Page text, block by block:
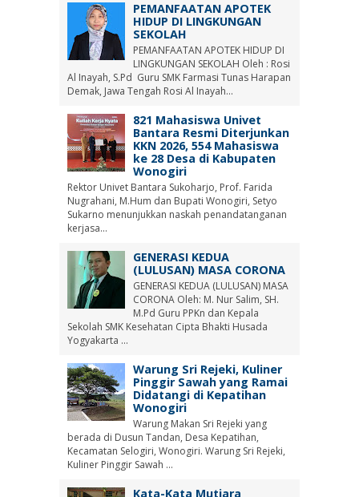
PEMANFAATAN APOTEK
HIDUP DI LINGKUNGAN
SEKOLAH
PEMANFAATAN APOTEK HIDUP DI
LINGKUNGAN SEKOLAH Oleh : Rosi
Al Inayah, S.Pd Guru SMK Farmasi Tunas Harapan
Demak, Jawa Tengah Rosi Al Inayah...
821 Mahasiswa Univet
Bantara Resmi Diterjunkan
KKN 2026, 554 Mahasiswa
ke 28 Desa di Kabupaten
Wonogiri
Rektor Univet Bantara Sukoharjo, Prof. Farida
Nugrahani, M.Hum dan Bupati Wonogiri, Setyo
Sukarno menunjukkan naskah penandatanganan
kerjasa...
GENERASI KEDUA
(LULUSAN) MASA CORONA
GENERASI KEDUA (LULUSAN) MASA
CORONA Oleh: M. Nur Salim, SH.
M.Pd Guru PPKn dan Kepala
Sekolah SMK Kesehatan Cipta Bhakti Husada
Yogyakarta ...
Warung Sri Rejeki, Kuliner
Pinggir Sawah yang Ramai
Didatangi di Kepatihan
Wonogiri
Warung Makan Sri Rejeki yang
berada di Dusun Tandan, Desa Kepatihan,
Kecamatan Selogiri, Wonogiri. Warung Sri Rejeki,
Kuliner Pinggir Sawah ...
Kata-Kata Mutiara